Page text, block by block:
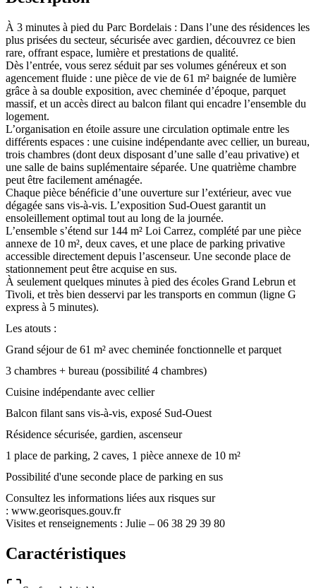
À 3 minutes à pied du Parc Bordelais : Dans l’une des résidences les
plus prisées du secteur, sécurisée avec gardien, découvrez ce bien
rare, offrant espace, lumière et prestations de qualité.
Dès l’entrée, vous serez séduit par ses volumes généreux et son
agencement fluide : une pièce de vie de 61 m² baignée de lumière
grâce à sa double exposition, avec cheminée d’époque, parquet
massif, et un accès direct au balcon filant qui encadre l’ensemble du
logement.
L’organisation en étoile assure une circulation optimale entre les
différents espaces : une cuisine indépendante avec cellier, un bureau,
trois chambres (dont deux disposant d’une salle d’eau privative) et
une salle de bains suplémentaire séparée. Une quatrième chambre
peut être facilement aménagée.
Chaque pièce bénéficie d’une ouverture sur l’extérieur, avec vue
dégagée sans vis-à-vis. L’exposition Sud-Ouest garantit un
ensoleillement optimal tout au long de la journée.
L’ensemble s’étend sur 144 m² Loi Carrez, complété par une pièce
annexe de 10 m², deux caves, et une place de parking privative
accessible directement depuis l’ascenseur. Une seconde place de
stationnement peut être acquise en sus.
À seulement quelques minutes à pied des écoles Grand Lebrun et
Tivoli, et très bien desservi par les transports en commun (ligne G
express à 5 minutes).
Les atouts :
Grand séjour de 61 m² avec cheminée fonctionnelle et parquet
3 chambres + bureau (possibilité 4 chambres)
Cuisine indépendante avec cellier
Balcon filant sans vis-à-vis, exposé Sud-Ouest
Résidence sécurisée, gardien, ascenseur
1 place de parking, 2 caves, 1 pièce annexe de 10 m²
Possibilité d'une seconde place de parking en sus
Consultez les informations liées aux risques sur
: www.georisques.gouv.fr
Visites et renseignements : Julie – 06 38 29 39 80
Caractéristiques